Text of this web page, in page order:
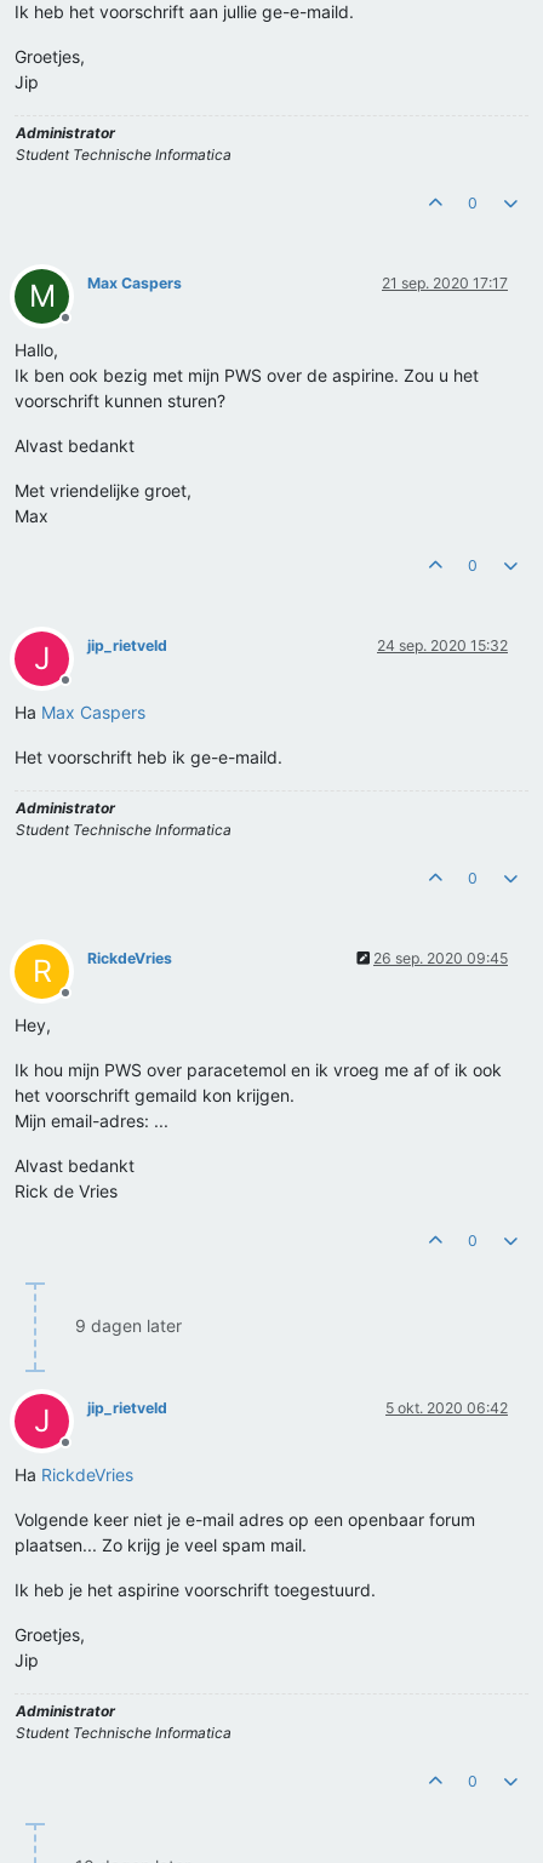
Ik heb het voorschrift aan jullie ge-e-maild.
Groetjes,
Jip
Administrator
Student Technische Informatica
0
M
Offline
Max Caspers 21 sep. 2020 17:17
Hallo,
Ik ben ook bezig met mijn PWS over de aspirine. Zou u het
voorschrift kunnen sturen?
Alvast bedankt
Met vriendelijke groet,
Max
0
J
Offline
jip_rietveld 24 sep. 2020 15:32
Ha Max Caspers
Het voorschrift heb ik ge-e-maild.
Administrator
Student Technische Informatica
0
R
Offline
RickdeVries 26 sep. 2020 09:45
Hey,
Ik hou mijn PWS over paracetemol en ik vroeg me af of ik ook
het voorschrift gemaild kon krijgen.
Mijn email-adres: ...
Alvast bedankt
Rick de Vries
0
9 dagen later
J
Offline
jip_rietveld 5 okt. 2020 06:42
Ha RickdeVries
Volgende keer niet je e-mail adres op een openbaar forum
plaatsen... Zo krijg je veel spam mail.
Ik heb je het aspirine voorschrift toegestuurd.
Groetjes,
Jip
Administrator
Student Technische Informatica
0